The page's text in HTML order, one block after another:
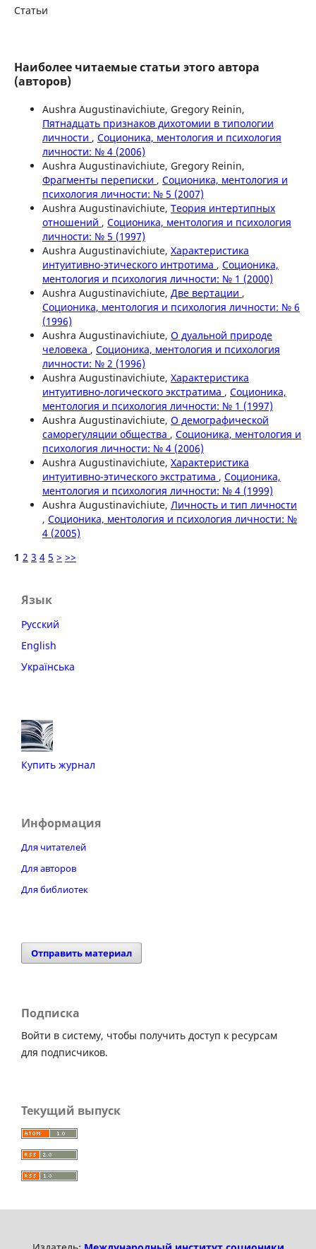
Статьи
Наиболее читаемые статьи этого автора
(авторов)
Aushra Augustinavichiute, Gregory Reinin,
Пятнадцать признаков дихотомии в типологии
личности , Соционика, ментология и психология
личности: № 4 (2006)
Aushra Augustinavichiute, Gregory Reinin,
Фрагменты переписки , Соционика, ментология и
психология личности: № 5 (2007)
Aushra Augustinavichiute, Теория интертипных
отношений , Соционика, ментология и психология
личности: № 5 (1997)
Aushra Augustinavichiute, Характеристика
интуитивно-этического интротима , Соционика,
ментология и психология личности: № 1 (2000)
Aushra Augustinavichiute, Две вертации ,
Соционика, ментология и психология личности: № 6
(1996)
Aushra Augustinavichiute, О дуальной природе
человека , Соционика, ментология и психология
личности: № 2 (1996)
Aushra Augustinavichiute, Характеристика
интуитивно-логического экстратима , Соционика,
ментология и психология личности: № 1 (1997)
Aushra Augustinavichiute, О демографической
саморегуляции общества , Соционика, ментология и
психология личности: № 4 (2006)
Aushra Augustinavichiute, Характеристика
интуитивно-этического экстратима , Соционика,
ментология и психология личности: № 4 (1999)
Aushra Augustinavichiute, Личность и тип личности
, Соционика, ментология и психология личности: №
4 (2005)
1 2 3 4 5 > >>
Язык
Русский
English
Українська
Купить журнал
Информация
Для читателей
Для авторов
Для библиотек
Отправить материал
Подписка
Войти в систему, чтобы получить доступ к ресурсам
для подписчиков.
Текущий выпуск